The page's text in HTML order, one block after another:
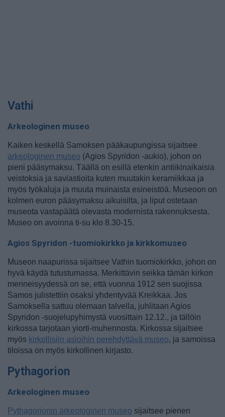
Vathi
Arkeologinen museo
Kaiken keskellä Samoksen pääkaupungissa sijaitsee
arkeologinen museo (Agios Spyridon -aukio), johon on
pieni pääsymaksu. Täällä on esillä etenkin antiikinaikaisia
veistoksia ja saviastioita kuten muutakin keramiikkaa ja
myös työkaluja ja muuta muinaista esineistöä. Museoon on
kolmen euron pääsymaksu aikuisilta, ja liput ostetaan
museota vastapäätä olevasta modernista rakennuksesta.
Museo on avoinna ti-su klo 8.30-15.
Agios Spyridon -tuomiokirkko ja kirkkomuseo
Museon naapurissa sijaitsee Vathin tuomiokirkko, johon on
hyvä käydä tutustumassa. Merkittävin seikka tämän kirkon
menneisyydessä on se, että vuonna 1912 sen suojissa
Samos julistettiin osaksi yhdentyvää Kreikkaa. Jos
Samoksella sattuu olemaan talvella, juhlitaan Agios
Spyridon -suojelupyhimystä vuosittain 12.12., ja tällöin
kirkossa tarjotaan yiorti-muhennosta. Kirkossa sijaitsee
myös kirkollisiin asioihin perehdyttävä museo, ja samoissa
tiloissa on myös kirkollinen kirjasto.
Pythagorion
Arkeologinen museo
Pythagorionin arkeologinen museo sijaitsee pienen